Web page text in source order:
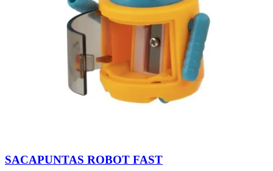
SACAPUNTAS ROBOT FAST